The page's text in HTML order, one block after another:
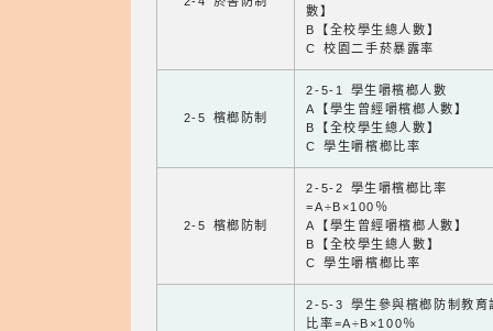
數】
B【全校學生總人數】
C 校園二手菸暴露率
2-5 檳榔防制
2-5-1 學生嚼檳榔人數
A【學生曾經嚼檳榔人數】
B【全校學生總人數】
C 學生嚼檳榔比率
2-5 檳榔防制
2-5-2 學生嚼檳榔比率
=A÷B×100％
A【學生曾經嚼檳榔人數】
B【全校學生總人數】
C 學生嚼檳榔比率
2-5-3 學生參與檳榔防制教育
比率=A÷B×100％